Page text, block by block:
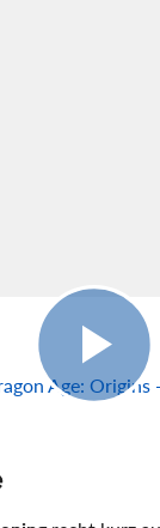
Age: